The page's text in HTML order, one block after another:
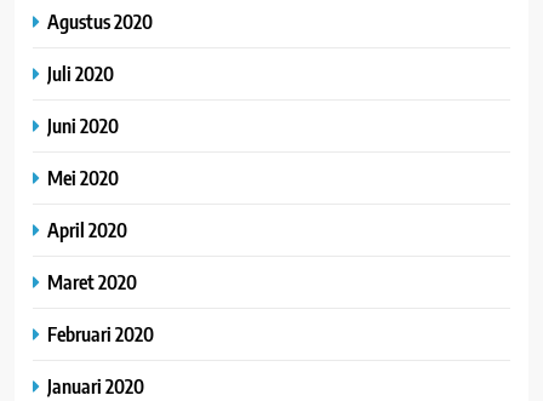
Agustus 2020
Juli 2020
Juni 2020
Mei 2020
April 2020
Maret 2020
Februari 2020
Januari 2020